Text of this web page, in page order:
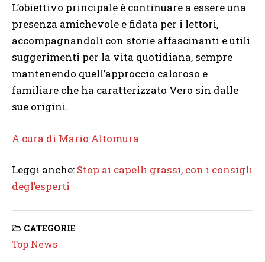
L’obiettivo principale è continuare a essere una
presenza amichevole e fidata per i lettori,
accompagnandoli con storie affascinanti e utili
suggerimenti per la vita quotidiana, sempre
mantenendo quell’approccio caloroso e
familiare che ha caratterizzato Vero sin dalle
sue origini.
A cura di Mario Altomura
Leggi anche: Stop ai capelli grassi, con i consigli
degl’esperti
CATEGORIE
Top News